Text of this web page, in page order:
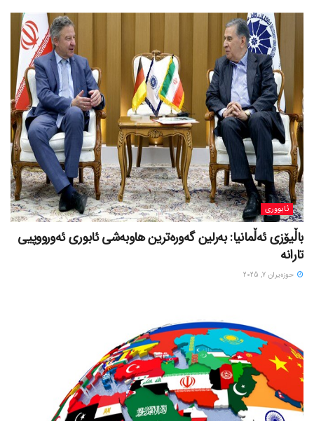
ئابووری
باڵیۆزی ئەڵمانیا: بەرلین گەورەترین هاوبەشی ئابوری ئەورووپیی
تارانە
حوزه‌یران 7, 2025